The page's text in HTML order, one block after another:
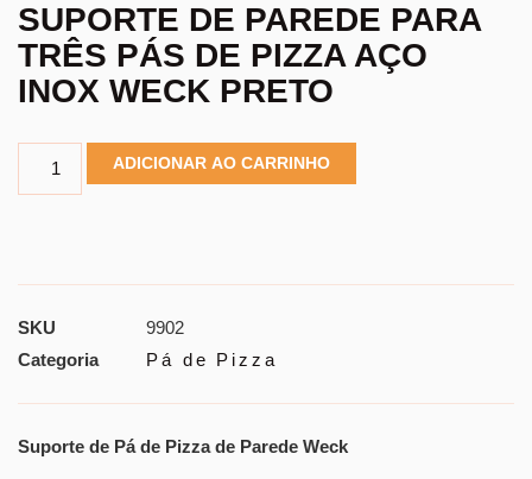
SUPORTE DE PAREDE PARA
TRÊS PÁS DE PIZZA AÇO
INOX WECK PRETO
ADICIONAR AO CARRINHO
SKU
9902
Categoria
Pá de Pizza
Suporte de Pá de Pizza de Parede Weck